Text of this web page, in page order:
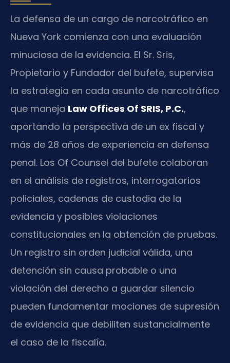
La defensa de un cargo de narcotráfico en
Nueva York comienza con una evaluación
minuciosa de la evidencia. El Sr. Sris,
Propietario y Fundador del bufete, supervisa
la estrategia en cada asunto de narcotráfico
que maneja Law Offices Of SRIS, P.C.,
aportando la perspectiva de un ex fiscal y
más de 28 años de experiencia en defensa
penal. Los Of Counsel del bufete colaboran
en el análisis de registros, interrogatorios
policiales, cadenas de custodia de la
evidencia y posibles violaciones
constitucionales en la obtención de pruebas.
Un registro sin orden judicial válida, una
detención sin causa probable o una
violación del derecho a guardar silencio
pueden fundamentar mociones de supresión
de evidencia que debiliten sustancialmente
el caso de la fiscalía.